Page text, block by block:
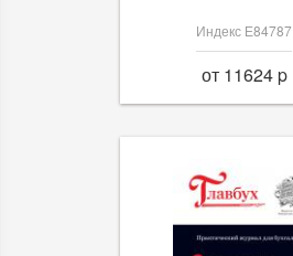
Индекс Е84787
от 11624 p